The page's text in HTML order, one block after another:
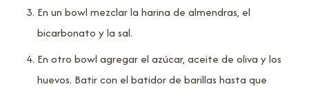
En un bowl mezclar la harina de almendras, el
bicarbonato y la sal.
En otro bowl agregar el azúcar, aceite de oliva y los
huevos. Batir con el batidor de barillas hasta que